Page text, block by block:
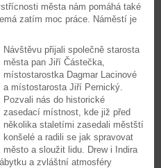
města nám pomáhá také
zatím moc práce. Náměstí je
Návštěvu přijali společně starosta
města pan Jiří Částečka,
místostarostka Dagmar Lacinové
a místostarosta Jiří Pernický.
Pozvali nás do historické
zasedací místnost, kde již před
několika staletími zasedali městští
konšelé a radili se jak spravovat
město a sloužit lidu. Drew i Indira
a zvláštní atmosféry